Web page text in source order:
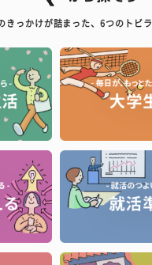
きっかけが詰まった、6つのトビラ